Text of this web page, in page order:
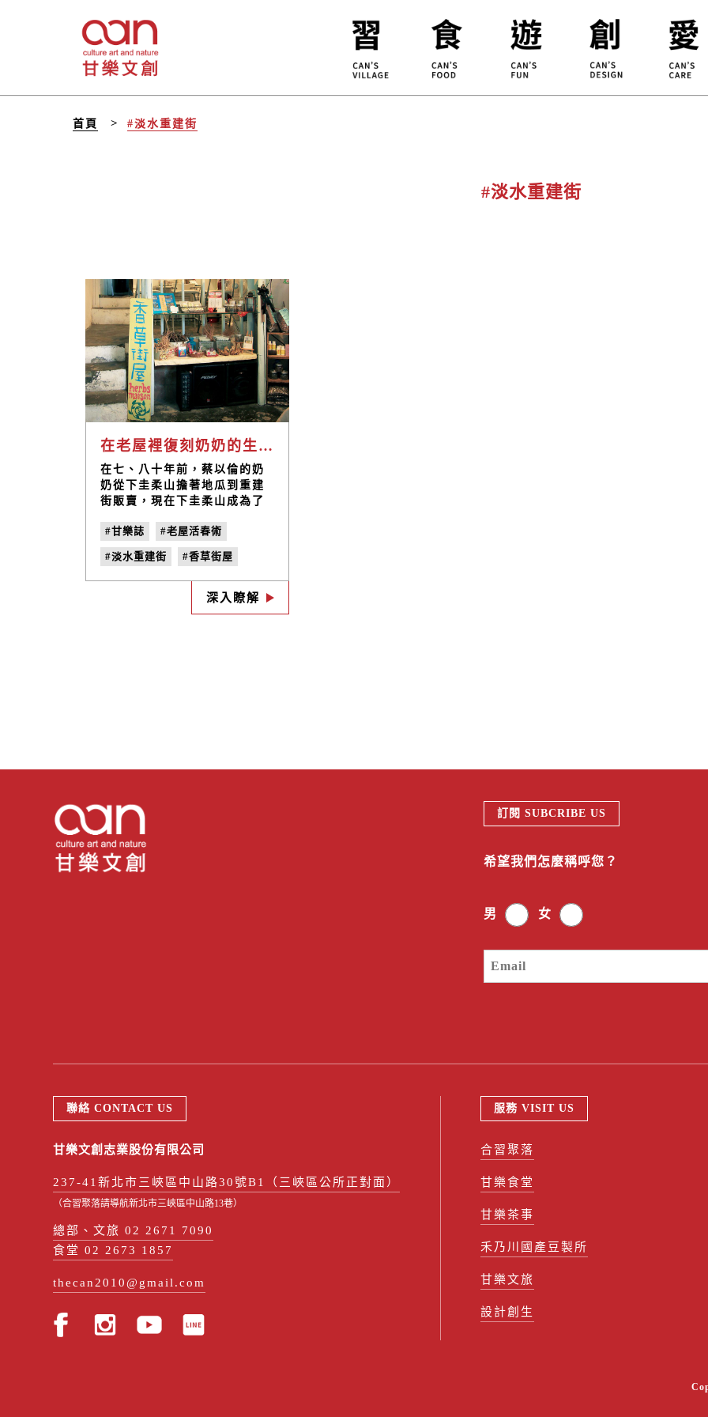
首頁 #淡水重建街
#淡水重建街
在老屋裡復刻奶奶的生活 / 香草街屋
在七、八十年前，蔡以倫的奶
奶從下圭柔山擔著地瓜到重建
街販賣，現在下圭柔山成為了
奶留下的老房子裡，設立香草
街屋，販賣自己製作的茶包，
復刻奶奶從前的農業生活。
#甘樂誌 #老屋活春術
#淡水重建街 #香草街屋
#淡水第一街 #戀愛巷
#捻花惹草
深入瞭解
訂閱 SUBCRIBE US
希望我們怎麼稱呼您？
男 女
聯絡 CONTACT US
甘樂文創志業股份有限公司
237-41新北市三峽區中山路30號B1（三峽區公所正對面）
（合習聚落請導航新北市三峽區中山路13巷）
總部、文旅 02 2671 7090
食堂 02 2673 1857
thecan2010@gmail.com
服務 VISIT US
合習聚落
甘樂食堂
甘樂茶事
禾乃川國產豆製所
甘樂文旅
設計創生